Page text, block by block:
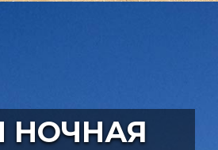
НОЧНАЯ